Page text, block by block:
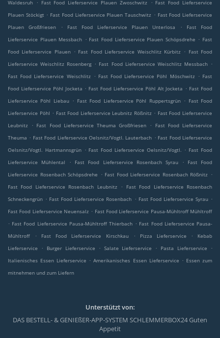
Waldesruh
Fast Food Lieferservice Plauen Zwoschwitz
Fast Food Lieferservice
Plauen Stöckigt . Fast Food Lieferservice Plauen Tauschwitz . Fast Food Lieferservice
Plauen Großfriesen
. Fast Food Lieferservice Plauen Unterlosa .
Fast Food
Lieferservice Plauen Messbach . Fast Food Lieferservice Plauen Schöpsdrehe . Fast
Food Lieferservice Plauen . Fast Food Lieferservice Weischlitz Kürbitz . Fast Food
Lieferservice Weischlitz Rosenberg . Fast Food Lieferservice Weischlitz Messbach .
Fast Food Lieferservice Weischlitz
. Fast Food Lieferservice Pöhl Möschwitz . Fast
Food Lieferservice Pöhl Jocketa . Fast Food Lieferservice Pöhl Alt Jocketa . Fast Food
Lieferservice Pöhl Liebau . Fast Food Lieferservice Pöhl Ruppertsgrün . Fast Food
Lieferservice Pöhl . Fast Food Lieferservice Leubnitz Rößnitz . Fast Food Lieferservice
Leubnitz
. Fast Food Lieferservice Theuma Großfriesen .
Fast Food Lieferservice
Theuma . Fast Food Lieferservice Oelsnitz/Vogtl. Lauterbach . Fast Food Lieferservice
Oelsnitz/Vogtl. Hartmannsgrün . Fast Food Lieferservice Oelsnitz/Vogtl. . Fast Food
Lieferservice Mühlental
. Fast Food Lieferservice Rosenbach Syrau .
Fast Food
Lieferservice Rosenbach Schöpsdrehe
. Fast Food Lieferservice Rosenbach Rößnitz .
Fast Food Lieferservice Rosenbach Leubnitz
.
Fast Food Lieferservice Rosenbach
Schneckengrün . Fast Food Lieferservice Rosenbach . Fast Food Lieferservice Syrau .
Fast Food Lieferservice Neuensalz . Fast Food Lieferservice Pausa-Mühltroff Mühltroff
. Fast Food Lieferservice Pausa-Mühltroff Thierbach . Fast Food Lieferservice Pausa-
Mühltroff
. Fast Food Lieferservice Kirschkau . Pizza Lieferservice .
Kebab
Lieferservice
. Burger Lieferservice . Salate Lieferservice . Pasta Lieferservice
.
Italienisches Essen Lieferservice . Amerikanisches Essen Lieferservice . Essen zum
mitnehmen und zum Liefern
Unterstützt von:
DAS BESTELL- & GENIEßER-APP-SYSTEM SCHLEMMERBOX24 Guten
Appetit